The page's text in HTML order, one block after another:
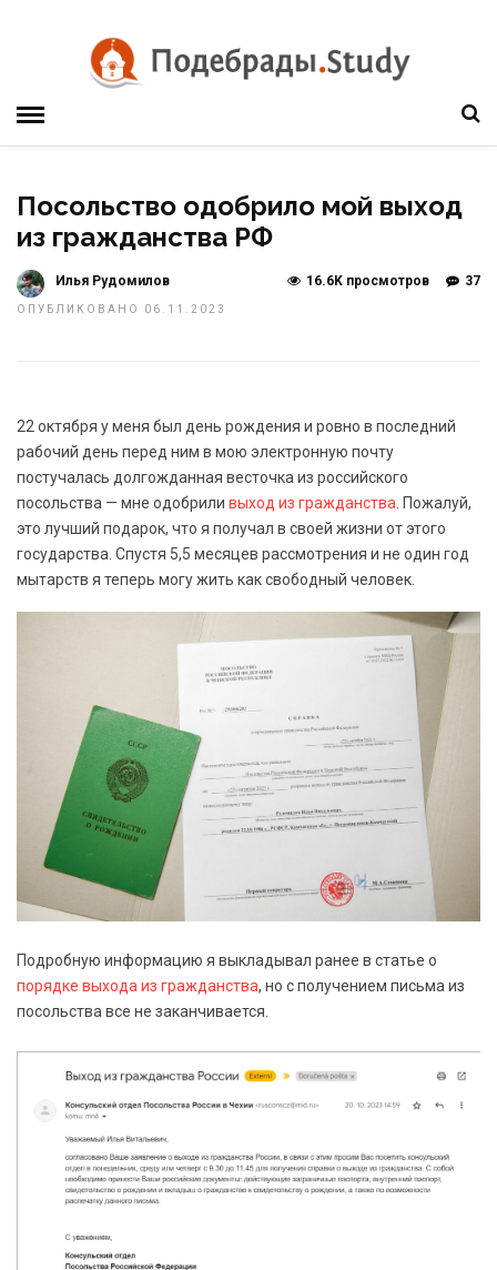
Посольство одобрило мой выход
из гражданства РФ
Илья Рудомилов
ОПУБЛИКОВАНО 06.11.2023
37
16.6K просмотров
22 октября у меня был день рождения и ровно в последний
рабочий день перед ним в мою электронную почту
постучалась долгожданная весточка из российского
посольства — мне одобрили выход из гражданства . Пожалуй,
это лучший подарок, что я получал в своей жизни от этого
государства. Спустя 5,5 месяцев рассмотрения и не один год
мытарств я теперь могу жить как свободный человек.
Подробную информацию я выкладывал ранее в статье о
порядке выхода из гражданства, но с получением письма из
посольства все не заканчивается.